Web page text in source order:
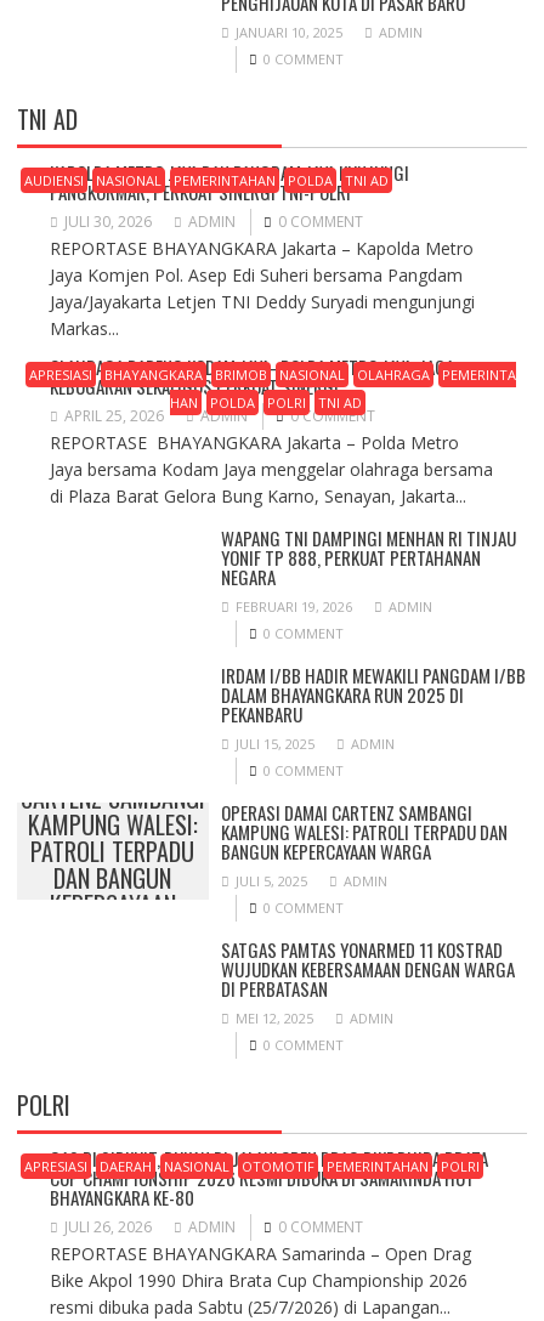
JANUARI 10, 2025
ADMIN
0 COMMENT
TNI AD
AUDIENSI NASIONAL PEMERINTAHAN POLDA TNI AD
KAPOLDA METRO JAYA DAN PANGDAM JAYA KUNJUNGI
PANGKORMAR, PERKUAT SINERGI TNI-POLRI
JULI 30, 2026 ADMIN 0 COMMENT
REPORTASE BHAYANGKARA Jakarta – Kapolda Metro
Jaya Komjen Pol. Asep Edi Suheri bersama Pangdam
Jaya/Jayakarta Letjen TNI Deddy Suryadi mengunjungi
Markas...
APRESIASI BHAYANGKARA BRIMOB NASIONAL OLAHRAGA
PEMERINTA
HAN
POLDA POLRI TNI AD
OLAHRAGA BARENG KODAM JAYA–POLDA METRO JAYA, JAGA
KEBUGARAN SEKALIGUS PERKUAT SINERGI
APRIL 25, 2026 ADMIN 0 COMMENT
REPORTASE BHAYANGKARA Jakarta – Polda Metro
Jaya bersama Kodam Jaya menggelar olahraga bersama
di Plaza Barat Gelora Bung Karno, Senayan, Jakarta...
WAPANG TNI DAMPINGI MENHAN RI TINJAU
YONIF TP 888, PERKUAT PERTAHANAN
NEGARA
FEBRUARI 19, 2026
ADMIN
0 COMMENT
IRDAM I/BB HADIR MEWAKILI PANGDAM I/BB
DALAM BHAYANGKARA RUN 2025 DI
PEKANBARU
JULI 15, 2025
ADMIN
0 COMMENT
CARTENZ SAMBANGI
KAMPUNG WALESI:
PATROLI TERPADU
DAN BANGUN
KEPERCAYAAN
OPERASI DAMAI CARTENZ SAMBANGI
KAMPUNG WALESI: PATROLI TERPADU DAN
BANGUN KEPERCAYAAN WARGA
JULI 5, 2025
ADMIN
0 COMMENT
SATGAS PAMTAS YONARMED 11 KOSTRAD
WUJUDKAN KEBERSAMAAN DENGAN WARGA
DI PERBATASAN
MEI 12, 2025
ADMIN
0 COMMENT
POLRI
APRESIASI DAERAH NASIONAL OTOMOTIF PEMERINTAHAN POLRI
GAS DI SIRKUIT, BUKAN DI JALAN! OPEN DRAG BIKE DHIRA BRATA
CUP CHAMPIONSHIP 2026 RESMI DIBUKA DI SAMARINDA HUT
BHAYANGKARA KE-80
JULI 26, 2026 ADMIN 0 COMMENT
REPORTASE BHAYANGKARA Samarinda – Open Drag
Bike Akpol 1990 Dhira Brata Cup Championship 2026
resmi dibuka pada Sabtu (25/7/2026) di Lapangan...